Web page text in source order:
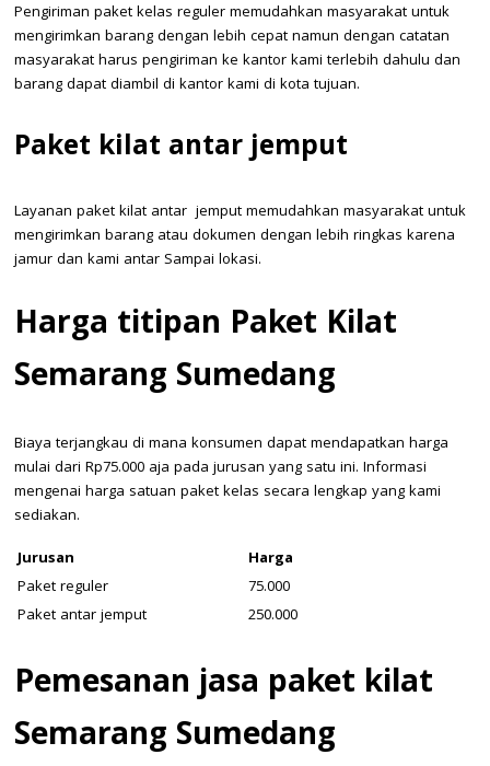
Pengiriman paket kelas reguler memudahkan masyarakat untuk
mengirimkan barang dengan lebih cepat namun dengan catatan
masyarakat harus pengiriman ke kantor kami terlebih dahulu dan
barang dapat diambil di kantor kami di kota tujuan.
Paket kilat antar jemput
Layanan paket kilat antar jemput memudahkan masyarakat untuk
mengirimkan barang atau dokumen dengan lebih ringkas karena
jamur dan kami antar Sampai lokasi.
Harga titipan Paket Kilat
Semarang Sumedang
Biaya terjangkau di mana konsumen dapat mendapatkan harga
mulai dari Rp75.000 aja pada jurusan yang satu ini. Informasi
mengenai harga satuan paket kelas secara lengkap yang kami
sediakan.
Jurusan
Harga
Paket reguler
75.000
Paket antar jemput
250.000
Pemesanan jasa paket kilat
Semarang Sumedang